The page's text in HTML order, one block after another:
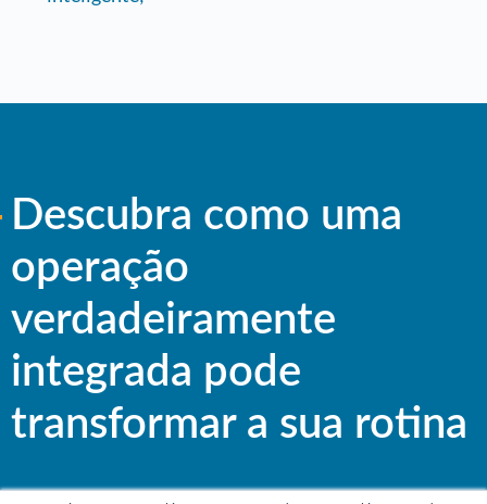
Descubra como uma
operação
verdadeiramente
integrada pode
transformar a sua rotina